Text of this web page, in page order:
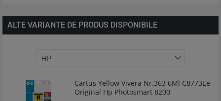
ALTE VARIANTE DE PRODUS DISPONIBILE
Cartus Yellow Vivera Nr.363 6Ml C8773Ee
Original Hp Photosmart 8200